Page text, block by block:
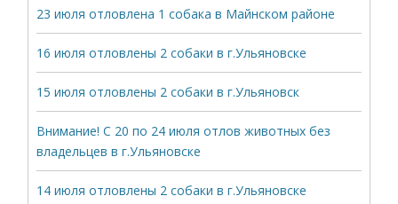
23 июля отловлена 1 собака в Майнском районе
16 июля отловлены 2 собаки в г.Ульяновске
15 июля отловлены 2 собаки в г.Ульяновск
Внимание! С 20 по 24 июля отлов животных без
владельцев в г.Ульяновске
14 июля отловлены 2 собаки в г.Ульяновске